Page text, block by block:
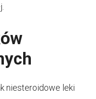
niesteroidowe leki